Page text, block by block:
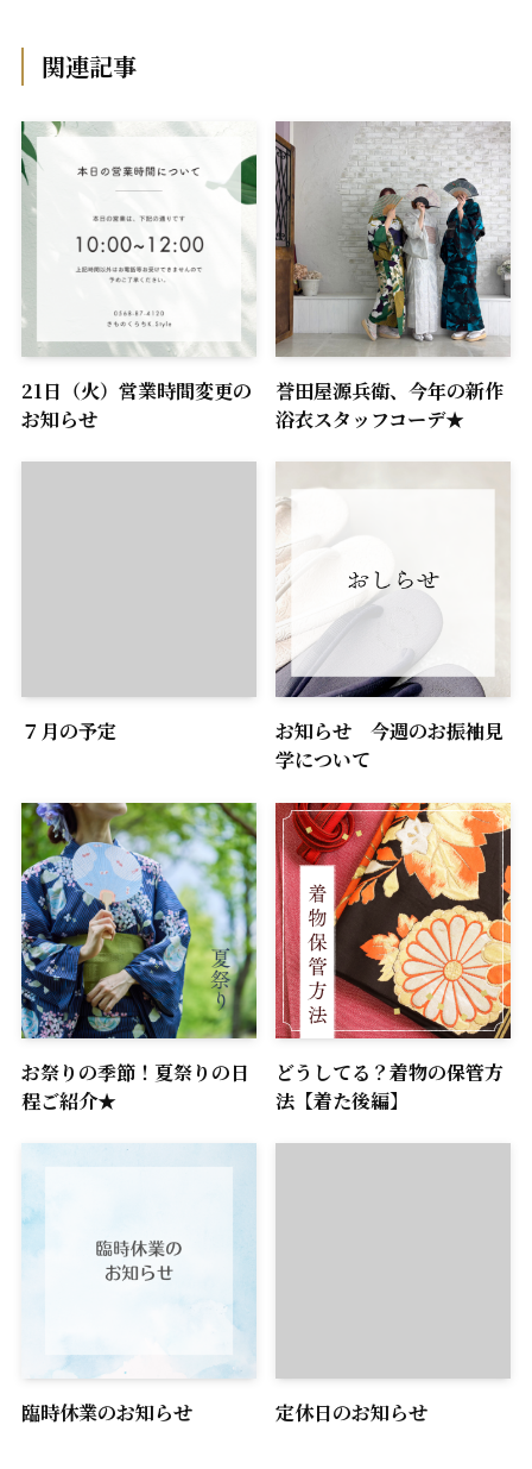
関連記事
21日（火）営業時間変更の
お知らせ
誉田屋源兵衛、今年の新作
浴衣スタッフコーデ★
７月の予定
お知らせ 今週のお振袖見
学について
お祭りの季節！夏祭りの日
程ご紹介★
どうしてる？着物の保管方
法【着た後編】
臨時休業のお知らせ 定休日のお知らせ